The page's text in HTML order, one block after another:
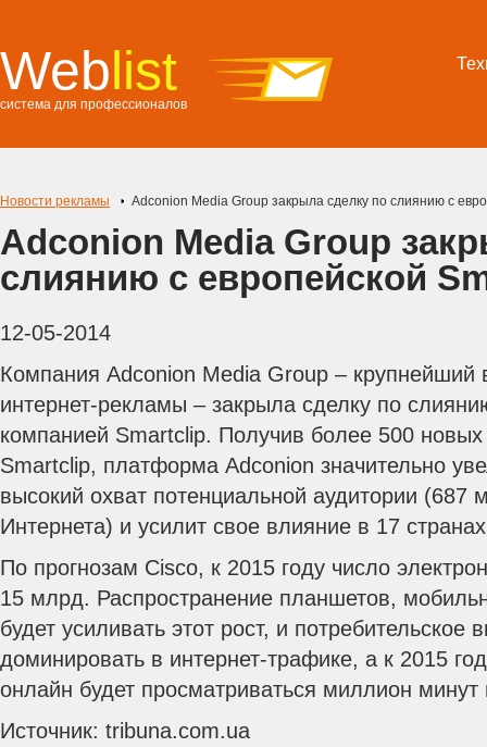
Weblist
система для профессионалов
Новости рекламы Adconion Media Group закрыла сделку по слиянию с
Adconion Media Group
слиянию с европейской
12-05-2014
Компания Adconion Media Group – крупнейший
интернет-рекламы – закрыла сделку по
компанией Smartclip. Получив более 500
Smartclip, платформа Adconion значительно
высокий охват потенциальной аудитории (687
Интернета) и усилит свое влияние в 17
По прогнозам Cisco, к 2015 году число
15 млрд. Распространение планшетов,
будет усиливать этот рост, и потребительское
доминировать в интернет-трафике, а к 2015
онлайн будет просматриваться миллион минут
Источник: tribuna.com.ua